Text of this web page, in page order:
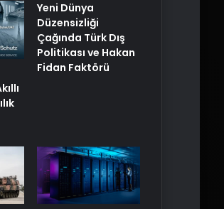
Yeni Dünya
Düzensizliği
Çağında Türk Dış
Politikası ve Hakan
Fidan Faktörü